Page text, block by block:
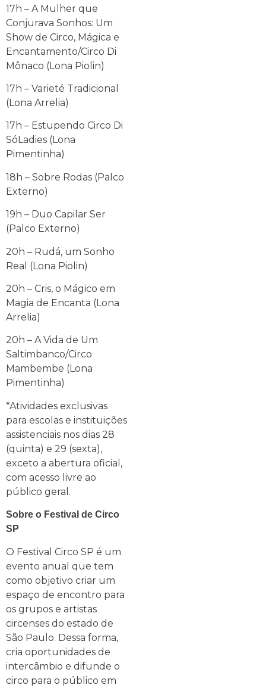
17h – A Mulher que
Conjurava Sonhos: Um
Show de Circo, Mágica e
Encantamento/Circo Di
Mônaco (Lona Piolin)
17h – Varieté Tradicional
(Lona Arrelia)
17h – Estupendo Circo Di
SóLadies (Lona
Pimentinha)
18h – Sobre Rodas (Palco
Externo)
19h – Duo Capilar Ser
(Palco Externo)
20h – Rudá, um Sonho
Real (Lona Piolin)
20h – Cris, o Mágico em
Magia de Encanta (Lona
Arrelia)
20h – A Vida de Um
Saltimbanco/Circo
Mambembe (Lona
Pimentinha)
*Atividades exclusivas
para escolas e instituições
assistenciais nos dias 28
(quinta) e 29 (sexta),
exceto a abertura oficial,
com acesso livre ao
público geral.
Sobre o Festival de Circo
SP
O Festival Circo SP é um
evento anual que tem
como objetivo criar um
espaço de encontro para
os grupos e artistas
circenses do estado de
São Paulo. Dessa forma,
cria oportunidades de
intercâmbio e difunde o
circo para o público em